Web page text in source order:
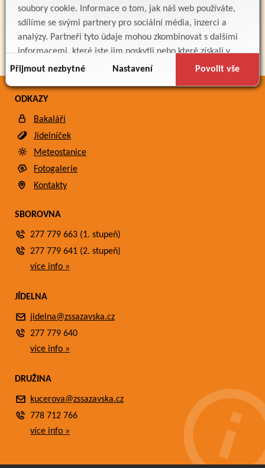
soubory cookie. Informace o tom, jak náš web používáte,
sdílíme se svými partnery pro sociální média, inzerci a
analýzy. Partneři tyto údaje mohou zkombinovat s dalšími
informacemi, které jste jim poskytli nebo které získali v
důsledku toho, že používáte jejich služby.
Přijmout nezbytné Nastavení Povolit vše
ODKAZY
Bakaláři
Jídelníček
Meteostanice
Fotogalerie
Kontakty
SBOROVNA
277 779 663 (1. stupeň)
277 779 641 (2. stupeň)
více info »
JÍDELNA
jidelna@zssazavska.cz
277 779 640
více info »
DRUŽINA
kucerova@zssazavska.cz
778 712 766
více info »